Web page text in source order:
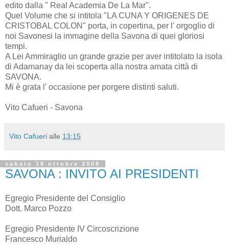
edito dalla " Real Academia De La Mar".
Quel Volume che si intitola "LA CUNA Y ORIGENES DE
CRISTOBAL COLON" porta, in copertina, per l' orgoglio di
noi Savonesi la immagine della Savona di quei gloriosi
tempi.
A Lei Ammiraglio un grande grazie per aver intitolato la isola
di Adamanay da lei scoperta alla nostra amata città di
SAVONA.
Mi è grata l' occasione per porgere distinti saluti.
Vito Cafueri - Savona
Vito Cafueri alle 13:15
sabato 18 ottobre 2008
SAVONA : INVITO AI PRESIDENTI
Egregio Presidente del Consiglio
Dott. Marco Pozzo
Egregio Presidente IV Circoscrizione
Francesco Murialdo